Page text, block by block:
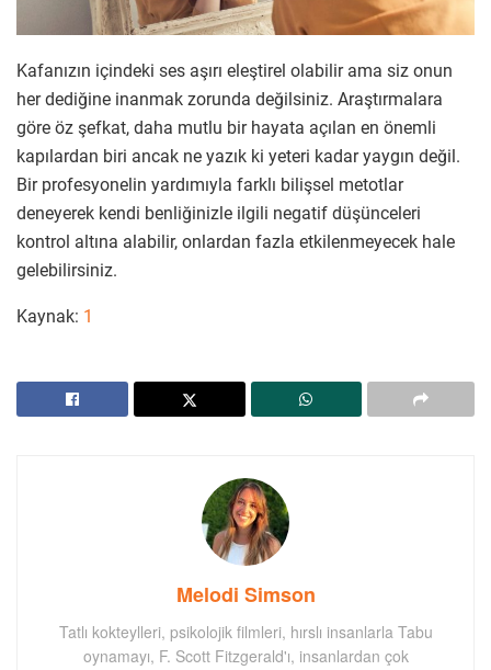
Kafanızın içindeki ses aşırı eleştirel olabilir ama siz onun
her dediğine inanmak zorunda değilsiniz. Araştırmalara
göre öz şefkat, daha mutlu bir hayata açılan en önemli
kapılardan biri ancak ne yazık ki yeteri kadar yaygın değil.
Bir profesyonelin yardımıyla farklı bilişsel metotlar
deneyerek kendi benliğinizle ilgili negatif düşünceleri
kontrol altına alabilir, onlardan fazla etkilenmeyecek hale
gelebilirsiniz.
Kaynak: 1
Melodi Simson
Tatlı kokteylleri, psikolojik filmleri, hırslı insanlarla Tabu
oynamayı, F. Scott Fitzgerald'ı, insanlardan çok